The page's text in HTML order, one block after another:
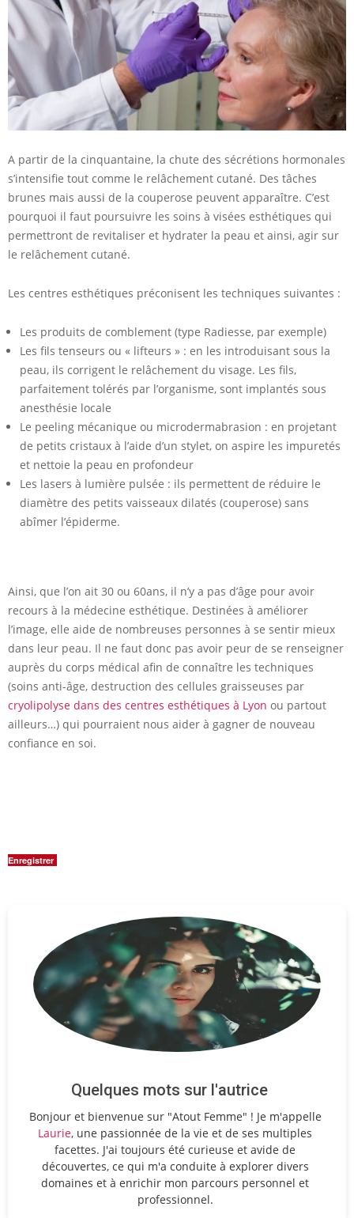
A partir de la cinquantaine, la chute des sécrétions hormonales
s’intensifie tout comme le relâchement cutané. Des tâches
brunes mais aussi de la couperose peuvent apparaître. C’est
pourquoi il faut poursuivre les soins à visées esthétiques qui
permettront de revitaliser et hydrater la peau et ainsi, agir sur
le relâchement cutané.
Les centres esthétiques préconisent les techniques suivantes :
Les produits de comblement (type Radiesse, par exemple)
Les fils tenseurs ou « lifteurs » : en les introduisant sous la
peau, ils corrigent le relâchement du visage. Les fils,
parfaitement tolérés par l’organisme, sont implantés sous
anesthésie locale
Le peeling mécanique ou microdermabrasion : en projetant
de petits cristaux à l’aide d’un stylet, on aspire les impuretés
et nettoie la peau en profondeur
Les lasers à lumière pulsée : ils permettent de réduire le
diamètre des petits vaisseaux dilatés (couperose) sans
abîmer l’épiderme.
Ainsi, que l’on ait 30 ou 60ans, il n’y a pas d’âge pour avoir
recours à la médecine esthétique. Destinées à améliorer
l’image, elle aide de nombreuses personnes à se sentir mieux
dans leur peau. Il ne faut donc pas avoir peur de se renseigner
auprès du corps médical afin de connaître les techniques
(soins anti-âge, destruction des cellules graisseuses par
cryolipolyse dans des centres esthétiques à Lyon ou partout
ailleurs…) qui pourraient nous aider à gagner de nouveau
confiance en soi.
Enregistrer
Quelques mots sur l'autrice
Bonjour et bienvenue sur "Atout Femme" ! Je m'appelle
Laurie, une passionnée de la vie et de ses multiples
facettes. J'ai toujours été curieuse et avide de
découvertes, ce qui m'a conduite à explorer divers
domaines et à enrichir mon parcours personnel et
professionnel.